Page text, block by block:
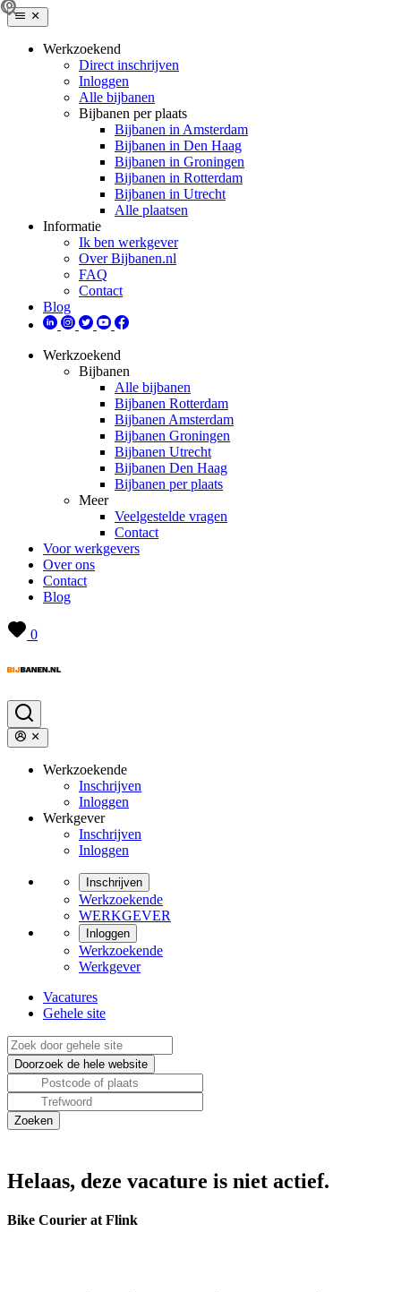
Werkzoekend
Direct inschrijven
Inloggen
Alle bijbanen
Bijbanen per plaats
Bijbanen in Amsterdam
Bijbanen in Den Haag
Bijbanen in Groningen
Bijbanen in Rotterdam
Bijbanen in Utrecht
Alle plaatsen
Informatie
Ik ben werkgever
Over Bijbanen.nl
FAQ
Contact
Blog
Werkzoekend
Bijbanen
Alle bijbanen
Bijbanen Rotterdam
Bijbanen Amsterdam
Bijbanen Groningen
Bijbanen Utrecht
Bijbanen Den Haag
Bijbanen per plaats
Meer
Veelgestelde vragen
Contact
Voor werkgevers
Over ons
Contact
Blog
0
Werkzoekende
Inschrijven
Inloggen
Werkgever
Inschrijven
Inloggen
Inschrijven
Werkzoekende
WERKGEVER
Inloggen
Werkzoekende
Werkgever
Vacatures
Gehele site
Helaas, deze vacature is niet actief.
Bike Courier at Flink